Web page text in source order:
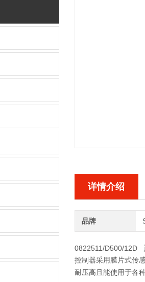
详情介绍
品牌
0822511/D500/12D
控制器采用膜片式传
耐压高且能使用于各